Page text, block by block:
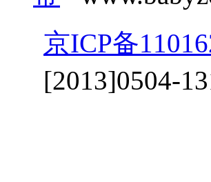
京ICP备
[2013]0504-